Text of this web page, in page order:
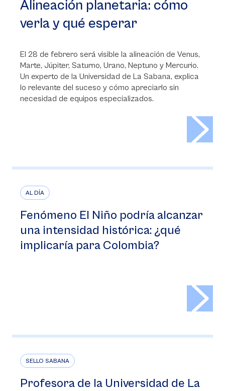
Alineación planetaria: cómo
verla y qué esperar
El 28 de febrero será visible la alineación de Venus,
Marte, Júpiter, Saturno, Urano, Neptuno y Mercurio.
Un experto de la Universidad de La Sabana, explica
lo relevante del suceso y cómo apreciarlo sin
necesidad de equipos especializados.
AL DÍA
Fenómeno El Niño podría alcanzar
una intensidad histórica: ¿qué
implicaría para Colombia?
SELLO SABANA
Profesora de la Universidad de La